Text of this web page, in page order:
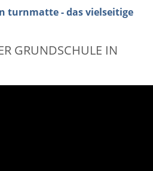
turnmatte - das vielseitige
GRUNDSCHULE IN